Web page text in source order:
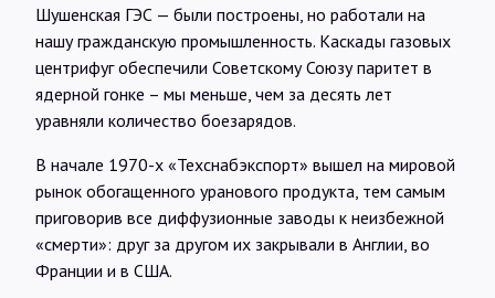
Шушенская ГЭС — были построены, но работали на
нашу гражданскую промышленность. Каскады газовых
центрифуг обеспечили Советскому Союзу паритет в
ядерной гонке – мы меньше, чем за десять лет
уравняли количество боезарядов.
В начале 1970-х «Техснабэкспорт» вышел на мировой
рынок обогащенного уранового продукта, тем самым
приговорив все диффузионные заводы к неизбежной
«смерти»: друг за другом их закрывали в Англии, во
Франции и в США.